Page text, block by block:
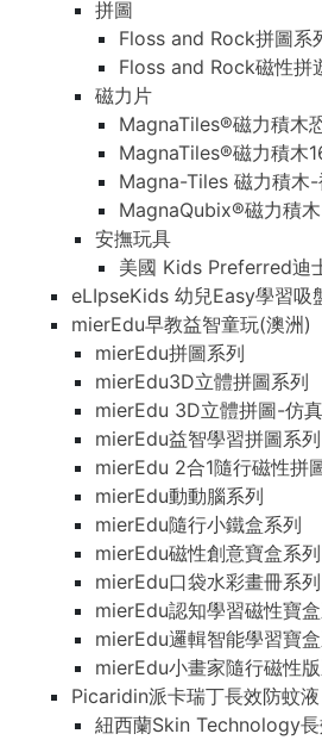
拼圖
Floss and Rock拼圖系
Floss and Rock磁性拼
磁力片
MagnaTiles®磁力積木
MagnaTiles®磁力積木
Magna-Tiles 磁力積木
MagnaQubix®磁力積木
安撫玩具
美國 Kids Preferred迪
eLIpseKids 幼兒Easy學習吸
mierEdu早教益智童玩(澳洲)
mierEdu拼圖系列
mierEdu3D立體拼圖系列
mierEdu 3D立體拼圖-仿
mierEdu益智學習拼圖系列
mierEdu 2合1隨行磁性拼
mierEdu動動腦系列
mierEdu隨行小鐵盒系列
mierEdu磁性創意寶盒系列
mierEdu口袋水彩畫冊系列
mierEdu認知學習磁性寶
mierEdu邏輯智能學習寶
mierEdu小畫家隨行磁性
Picaridin派卡瑞丁長效防蚊液
紐西蘭Skin Technology